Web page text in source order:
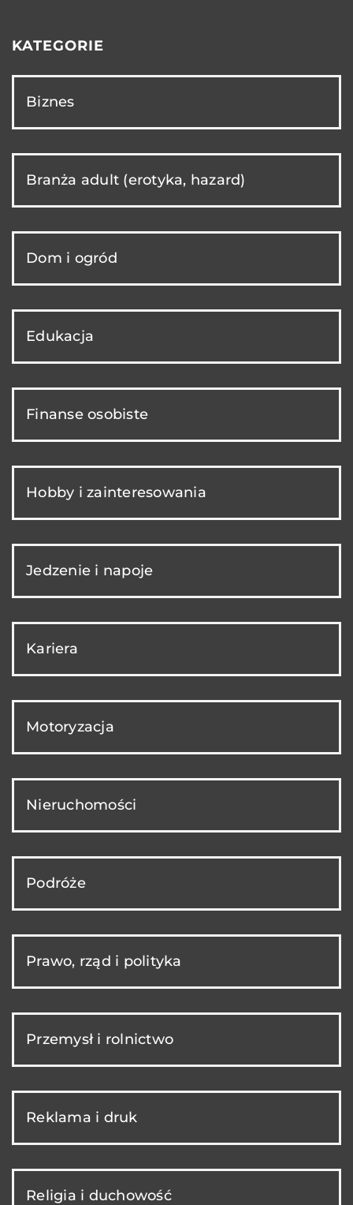
KATEGORIE
Biznes
Branża adult (erotyka, hazard)
Dom i ogród
Edukacja
Finanse osobiste
Hobby i zainteresowania
Jedzenie i napoje
Kariera
Motoryzacja
Nieruchomości
Podróże
Prawo, rząd i polityka
Przemysł i rolnictwo
Reklama i druk
Religia i duchowość